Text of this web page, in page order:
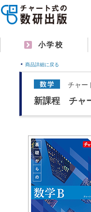
小学校
商品詳細に戻る
チャー
新課程 チャ